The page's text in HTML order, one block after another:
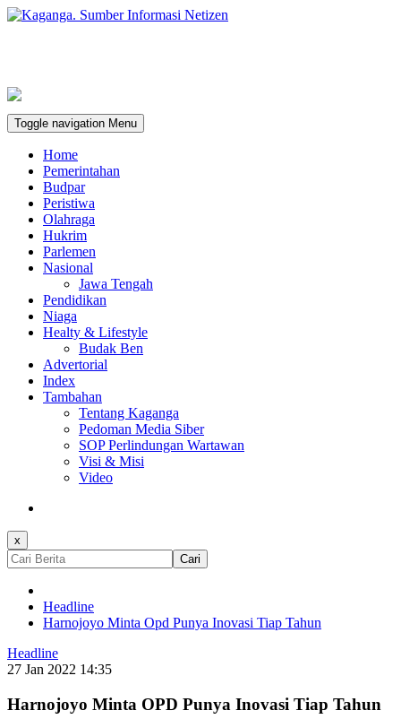
Toggle navigation Menu
Home
Pemerintahan
Budpar
Peristiwa
Olahraga
Hukrim
Parlemen
Nasional
Jawa Tengah
Pendidikan
Niaga
Healty & Lifestyle
Budak Ben
Advertorial
Index
Tambahan
Tentang Kaganga
Pedoman Media Siber
SOP Perlindungan Wartawan
Visi & Misi
Video
x
Cari
Headline
Harnojoyo Minta Opd Punya Inovasi Tiap Tahun
Headline
27 Jan 2022 14:35
Harnojoyo Minta OPD Punya Inovasi Tiap Tahun